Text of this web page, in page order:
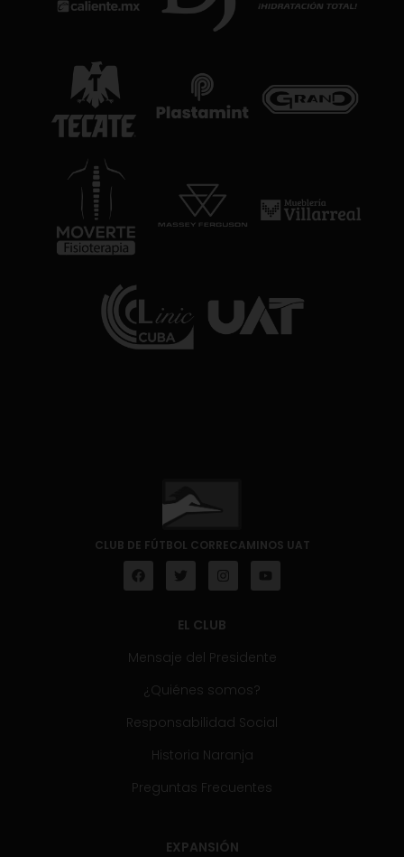
CLUB DE FÚTBOL CORRECAMINOS UAT
EL CLUB
Mensaje del Presidente
¿Quiénes somos?
Responsabilidad Social
Historia Naranja
Preguntas Frecuentes
EXPANSIÓN